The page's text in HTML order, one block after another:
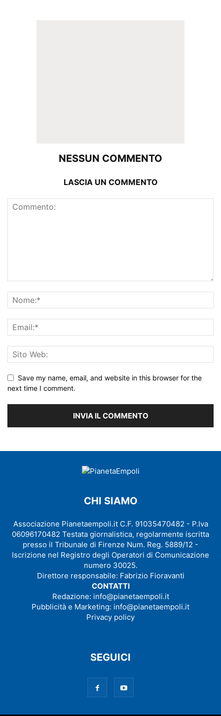
NESSUN COMMENTO
LASCIA UN COMMENTO
Save my name, email, and website in this browser for the
next time I comment.
CHI SIAMO
Associazione Pianetaempoli.it C.F. 91035470482 - P.Iva
06096170482 Testata giornalistica, regolarmente iscritta
presso il Tribunale di Firenze Num. Reg. 5889/12 -
Iscrizione nel Registro degli Operatori di Comunicazione
numero 30025.
Direttore responsabile: Fabrizio Fioravanti
CONTATTI
Redazione: info@pianetaempoli.it
Pubblicità e Marketing: info@pianetaempoli.it
Privacy policy
SEGUICI